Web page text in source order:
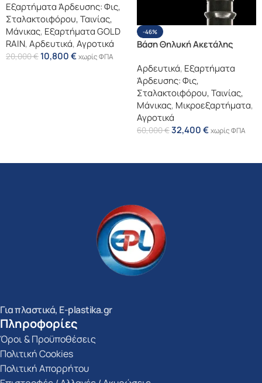
Εξαρτήματα Άρδευσης: Φις,
Σταλακτοιφόρου, Ταινίας,
Μάνικας, Εξαρτήματα GOLD
RAIN,Αρδευτικά,Αγροτικά
20,000€ 10,800€χωρίς ΦΠΑ
-46%
Βάση Θηλυκή Ακετάλης
Αρδευτικά, Εξαρτήματα
Άρδευσης: Φις,
Σταλακτοιφόρου, Ταινίας,
Μάνικας, Μικροεξαρτήματα,
Αγροτικά
60,000€32,400€χωρίς ΦΠΑ
Για πλαστικά, E-plastika.gr
Πληροφορίες
Όροι & Προϋποθέσεις
Πολιτική Cookies
Πολιτική Απορρήτου